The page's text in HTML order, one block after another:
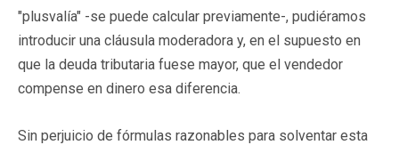
"plusvalía" -se puede calcular previamente-, pudiéramos
introducir una cláusula moderadora y, en el supuesto en
que la deuda tributaria fuese mayor, que el vendedor
compense en dinero esa diferencia.
Sin perjuicio de fórmulas razonables para solventar esta